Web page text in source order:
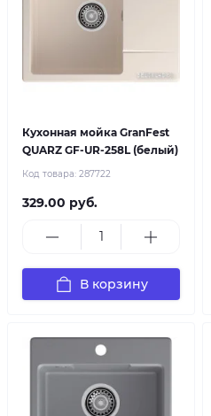
Кухонная мойка GranFest
QUARZ GF-UR-258L (белый)
Код товара: 287722
329.00 руб.
В корзину